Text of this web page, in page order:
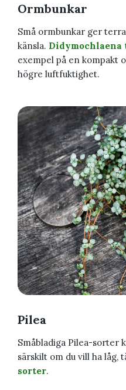
Ormbunkar
Små ormbunkar ger
känsla. Didymochlaena
exempel på en kompakt
högre luftfuktighet.
Pilea
Småbladiga Pilea-sorter
särskilt om du vill ha låg,
sorter.